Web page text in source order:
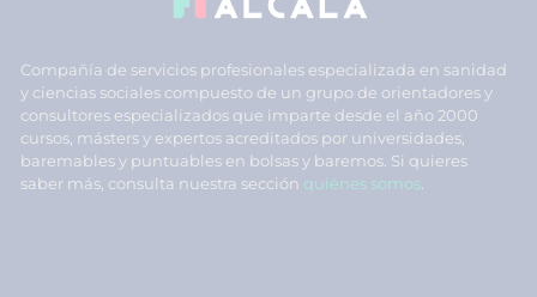
Compañía de servicios profesionales especializada en sanidad
y ciencias sociales compuesto de un grupo de orientadores y
consultores especializados que imparte desde el año 2000
cursos, másters y expertos acreditados por universidades,
baremables y puntuables en bolsas y baremos. Si quieres
saber más, consulta nuestra sección quiénes somos